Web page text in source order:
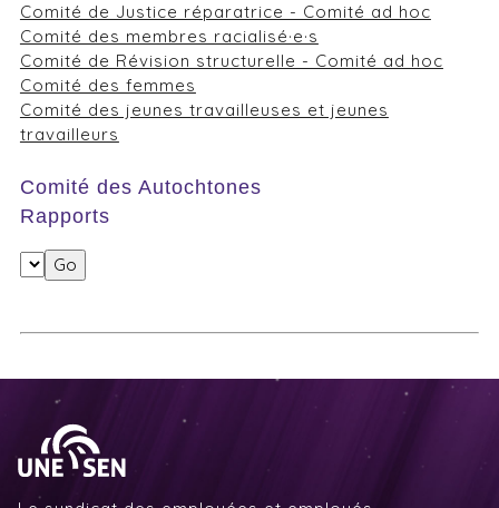
Comité de Justice réparatrice - Comité ad hoc
Comité des membres racialisé·e·s
Comité de Révision structurelle - Comité ad hoc
Comité des femmes
Comité des jeunes travailleuses et jeunes
travailleurs
Comité des Autochtones
Rapports